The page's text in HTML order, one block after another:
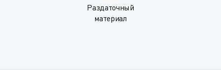
Раздаточный
материал